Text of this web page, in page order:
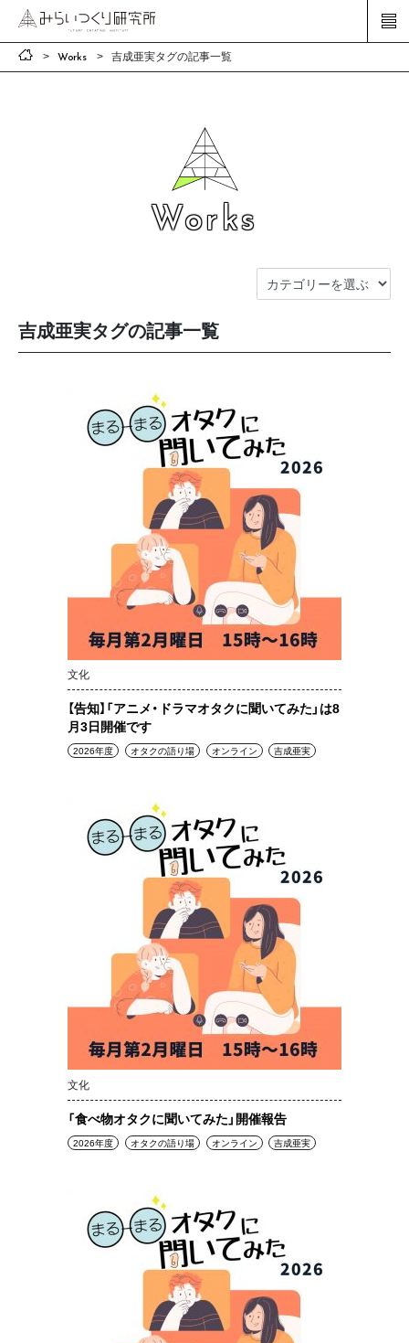
Works 吉成亜実タグの記事一覧
Works
吉成亜実タグの記事一覧
文化
【告知】「アニメ・ドラマオタクに聞いてみた」は8
月3日開催です
2026年度 オタクの語り場 オンライン 吉成亜実
文化
「食べ物オタクに聞いてみた」開催報告
2026年度 オタクの語り場 オンライン 吉成亜実